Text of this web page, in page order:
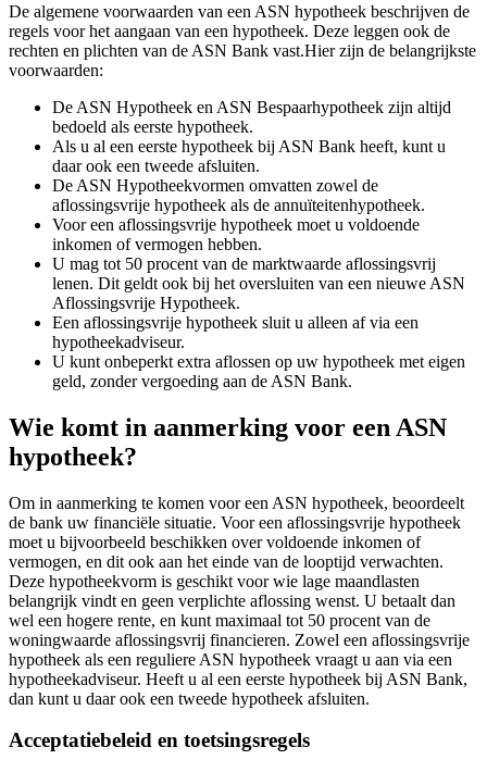
De algemene voorwaarden van een ASN hypotheek beschrijven de
regels voor het aangaan van een hypotheek. Deze leggen ook de
rechten en plichten van de ASN Bank vast.Hier zijn de belangrijkste
voorwaarden:
De ASN Hypotheek en ASN Bespaarhypotheek zijn altijd
bedoeld als eerste hypotheek.
Als u al een eerste hypotheek bij ASN Bank heeft, kunt u
daar ook een tweede afsluiten.
De ASN Hypotheekvormen omvatten zowel de
aflossingsvrije hypotheek als de annuïteitenhypotheek.
Voor een aflossingsvrije hypotheek moet u voldoende
inkomen of vermogen hebben.
U mag tot 50 procent van de marktwaarde aflossingsvrij
lenen. Dit geldt ook bij het oversluiten van een nieuwe ASN
Aflossingsvrije Hypotheek.
Een aflossingsvrije hypotheek sluit u alleen af via een
hypotheekadviseur.
U kunt onbeperkt extra aflossen op uw hypotheek met eigen
geld, zonder vergoeding aan de ASN Bank.
Wie komt in aanmerking voor een ASN
hypotheek?
Om in aanmerking te komen voor een ASN hypotheek, beoordeelt
de bank uw financiële situatie. Voor een aflossingsvrije hypotheek
moet u bijvoorbeeld beschikken over voldoende inkomen of
vermogen, en dit ook aan het einde van de looptijd verwachten.
Deze hypotheekvorm is geschikt voor wie lage maandlasten
belangrijk vindt en geen verplichte aflossing wenst. U betaalt dan
wel een hogere rente, en kunt maximaal tot 50 procent van de
woningwaarde aflossingsvrij financieren. Zowel een aflossingsvrije
hypotheek als een reguliere ASN hypotheek vraagt u aan via een
hypotheekadviseur. Heeft u al een eerste hypotheek bij ASN Bank,
dan kunt u daar ook een tweede hypotheek afsluiten.
Acceptatiebeleid en toetsingsregels